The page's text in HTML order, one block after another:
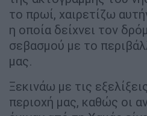
το πρωί, χαιρετίζω
η οποία δείχνει τον
σεβασμού με το
μας.
Ξεκινάω με τις
περιοχή μας, καθώς οι